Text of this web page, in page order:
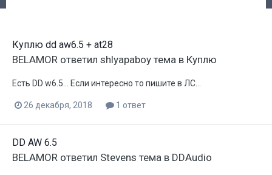
Куплю dd aw6.5 + at28
BELAMOR ответил shlyapaboy тема в Куплю
Есть DD w6.5... Если интересно то пишите в ЛС...
26 декабря, 2018 1 ответ
DD AW 6.5
BELAMOR ответил Stevens тема в DDAudio